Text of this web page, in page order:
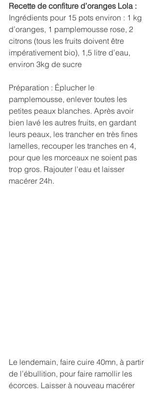
Recette de confiture d’oranges Lola :
Ingrédients pour 15 pots environ : 1 kg
d’oranges, 1 pamplemousse rose, 2
citrons (tous les fruits doivent être
impérativement bio), 1,5 litre d’eau,
environ 3kg de sucre
Préparation : Éplucher le
pamplemousse, enlever toutes les
petites peaux blanches. Après avoir
bien lavé les autres fruits, en gardant
leurs peaux, les trancher en très fines
lamelles, recouper les tranches en 4,
pour que les morceaux ne soient pas
trop gros. Rajouter l'eau et laisser
macérer 24h.
Le lendemain, faire cuire 40mn, à partir
de l’ébullition, pour faire ramollir les
écorces. Laisser à nouveau macérer